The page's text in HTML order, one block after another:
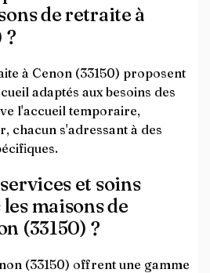
de retraite à
?
à Cenon (33150) proposent
adaptés aux besoins des
l'accueil temporaire,
chacun s'adressant à des
et soins
maisons de
(33150) ?
(33150) offrent une gamme